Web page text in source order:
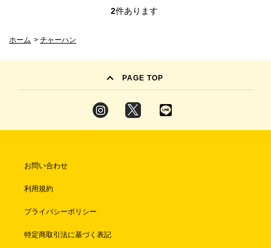
2件あります
ホーム > チャーハン
PAGE TOP
お問い合わせ
利用規約
プライバシーポリシー
特定商取引法に基づく表記